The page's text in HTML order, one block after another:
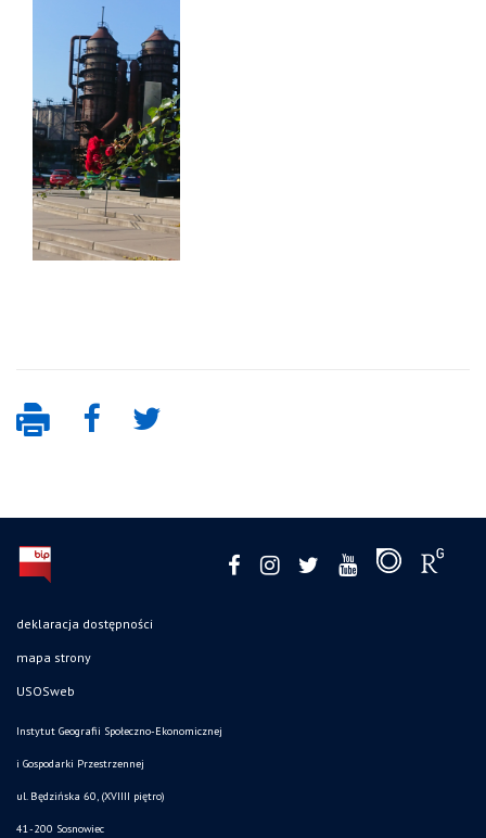
deklaracja dostępności
mapa strony
USOSweb
Instytut Geografii Społeczno-Ekonomicznej
i Gospodarki Przestrzennej
ul. Będzińska 60, (XVIIII piętro)
41-200 Sosnowiec